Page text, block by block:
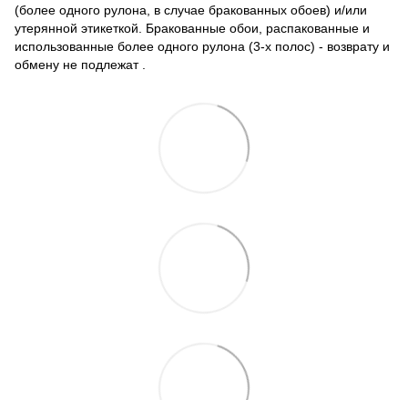
(более одного рулона, в случае бракованных обоев) и/или
утерянной этикеткой. Бракованные обои, распакованные и
использованные более одного рулона (3-х полос) - возврату и
обмену не подлежат .